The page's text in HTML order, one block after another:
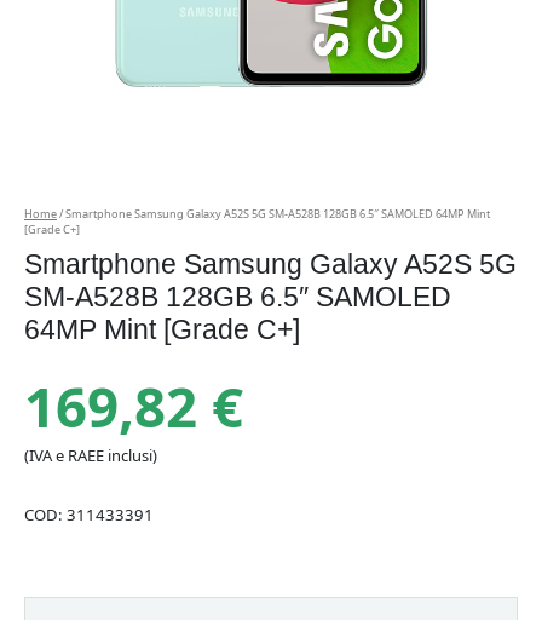
Home/ Smartphone Samsung Galaxy A52S 5G SM-A528B 128GB 6.5″ SAMOLED 64MP Mint
[Grade C+]
Smartphone Samsung Galaxy A52S 5G
SM-A528B 128GB 6.5″ SAMOLED
64MP Mint [Grade C+]
169,82 €
(IVA e RAEE inclusi)
COD: 311433391